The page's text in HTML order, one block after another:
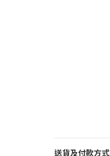
送貨及付款方式